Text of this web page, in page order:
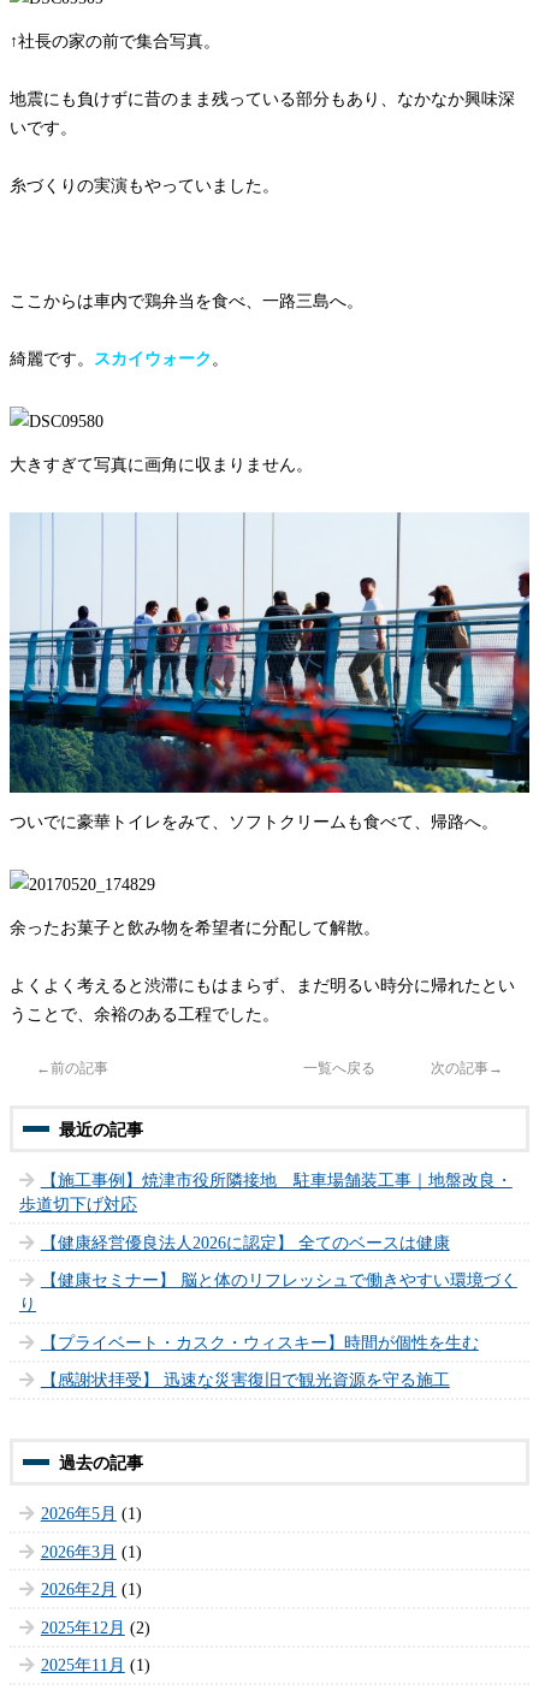
↑社長の家の前で集合写真。
地震にも負けずに昔のまま残っている部分もあり、なかなか興味深
いです。
糸づくりの実演もやっていました。
ここからは車内で鶏弁当を食べ、一路三島へ。
綺麗です。 スカイウォーク。
大きすぎて写真に画角に収まりません。
ついでに豪華トイレをみて、ソフトクリームも食べて、帰路へ。
余ったお菓子と飲み物を希望者に分配して解散。
よくよく考えると渋滞にもはまらず、まだ明るい時分に帰れたとい
うことで、余裕のある工程でした。
←前の記事 一覧へ戻る 次の記事→
【施工事例】焼津市役所隣接地 駐車場舗装工事｜地盤改良・
歩道切下げ対応
【健康経営優良法人2026に認定】 全てのベースは健康
【健康セミナー】 脳と体のリフレッシュで働きやすい環境づく
り
【プライベート・カスク・ウィスキー】時間が個性を生む
【感謝状拝受】 迅速な災害復旧で観光資源を守る施工
2026年5月 (1)
2026年3月 (1)
2026年2月 (1)
2025年12月 (2)
2025年11月 (1)